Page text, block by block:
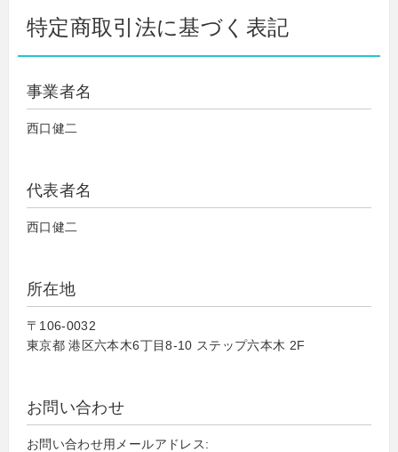
特定商取引法に基づく表記
事業者名
西口健二
代表者名
西口健二
所在地
〒106-0032
東京都 港区六本木6丁目8-10 ステップ六本木 2F
お問い合わせ
お問い合わせ用メールアドレス: